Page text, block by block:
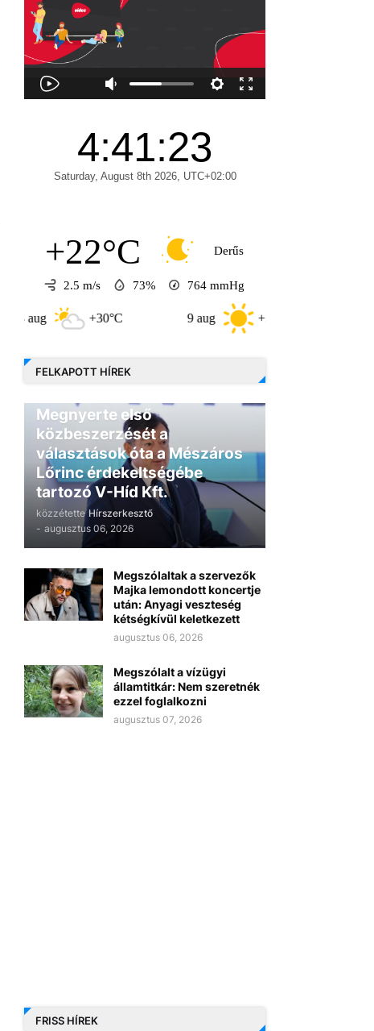
+22°C Derűs
2.5 m/s 73% 764 mmHg
+30°C +30°C
FELKAPOTT HÍREK
Megnyerte első
közbeszerzését a
választások óta a Mészáros
Lőrinc érdekeltségébe
tartozó V-Híd Kft.
közzétette Hírszerkesztő
- augusztus 06, 2026
Megszólaltak a szervezők
Majka lemondott koncertje
után: Anyagi veszteség
kétségkívül keletkezett
augusztus 06, 2026
Megszólalt a vízügyi
államtitkár: Nem szeretnék
ezzel foglalkozni
augusztus 07, 2026
FRISS HÍREK